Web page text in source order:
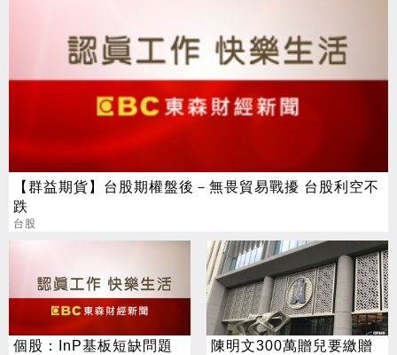
【群益期貨】台股期權盤後－無畏貿易戰擾 台股利空不
跌
台股
個股：InP基板短缺問題
陳明文300萬贈兒要繳贈